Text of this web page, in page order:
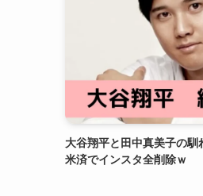
大谷翔平と田中真美子の馴
米済でインスタ全削除ｗ